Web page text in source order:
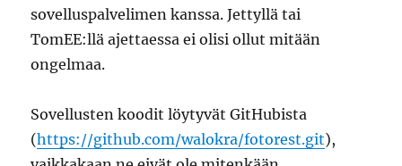
sovelluspalvelimen kanssa. Jettyllä tai
TomEE:llä ajettaessa ei olisi ollut mitään
ongelmaa.
Sovellusten koodit löytyvät GitHubista
(https://github.com/walokra/fotorest.git),